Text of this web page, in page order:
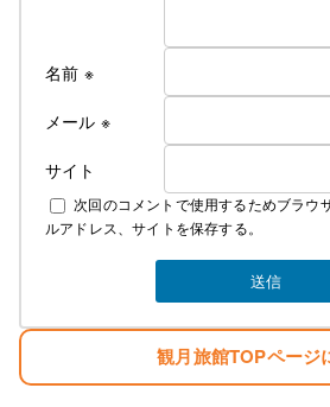
なお、詳しいご料金につき
下記にて説明しております
素泊まり ￥4000 税込
夕食 ￥1300 税込
朝食 ￥700 税込
お弁当 ￥750 税込
名前 ※
メール ※
サイト
次回のコメントで使用するためブラウ
ルアドレス、サイトを保存する。
観月旅館TOPページ